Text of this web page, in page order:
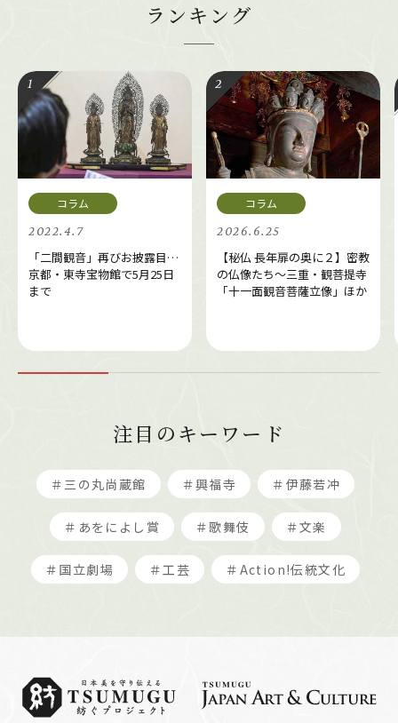
ランキング
2022.4.7
「二間観音」再びお披露目…
京都・東寺宝物館で5月25日
まで
2026.6.25
【秘仏 長年扉の奥に２】密教
の仏像たち～三重・観菩提寺
「十一面観音菩薩立像」ほか
注目のキーワード
＃三の丸尚蔵館 ＃興福寺 ＃伊藤若冲
＃あをによし賞 ＃歌舞伎 ＃文楽
＃国立劇場 ＃工芸 ＃Action!伝統文化